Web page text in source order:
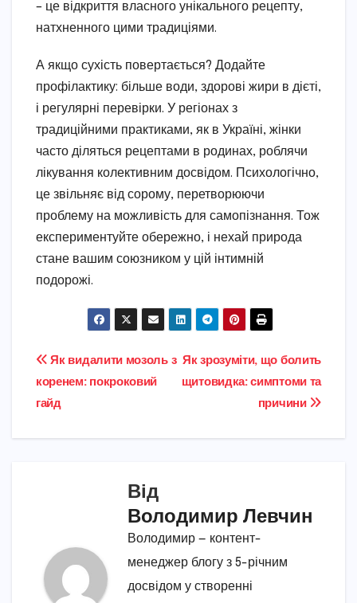
– це відкриття власного унікального рецепту,
натхненного цими традиціями.
А якщо сухість повертається? Додайте
профілактику: більше води, здорові жири в дієті,
і регулярні перевірки. У регіонах з
традиційними практиками, як в Україні, жінки
часто діляться рецептами в родинах, роблячи
лікування колективним досвідом. Психологічно,
це звільняє від сорому, перетворюючи
проблему на можливість для самопізнання. Тож
експериментуйте обережно, і нехай природа
стане вашим союзником у цій інтимній
подорожі.
Навігація
записів
Як зрозуміти, що болить
щитовидка: симптоми та
причини
Як видалити мозоль з
коренем: покроковий
гайд
Від
Володимир Левчин
Володимир — контент-
менеджер блогу з 5-річним
досвідом у створенні